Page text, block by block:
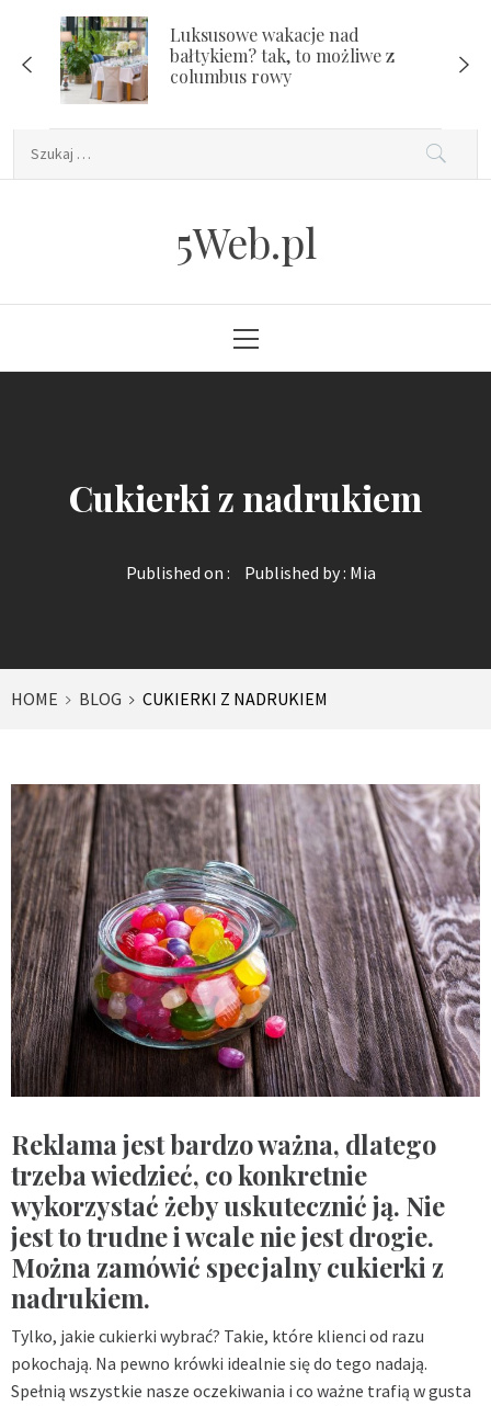
content
Luksusowe wakacje nad
bałtykiem? tak, to możliwe z
columbus rowy
5Web.pl
Menu
Cukierki z nadrukiem
Published on : Published by : Mia
HOME BLOG CUKIERKI Z NADRUKIEM
Reklama jest bardzo ważna, dlatego
trzeba wiedzieć, co konkretnie
wykorzystać żeby uskutecznić ją. Nie
jest to trudne i wcale nie jest drogie.
Można zamówić specjalny cukierki z
nadrukiem.
Tylko, jakie cukierki wybrać? Takie, które klienci od razu
pokochają. Na pewno krówki idealnie się do tego nadają.
Spełnią wszystkie nasze oczekiwania i co ważne trafią w gusta